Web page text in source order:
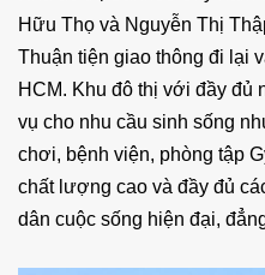
Hữu Thọ và Nguyễn Thị
Thuận tiện giao thông đi lại
HCM. Khu đô thị với đầy đủ
vụ cho nhu cầu sinh sống
chơi, bệnh viện, phòng tập
chất lượng cao và đầy đủ
dân cuộc sống hiện đại,